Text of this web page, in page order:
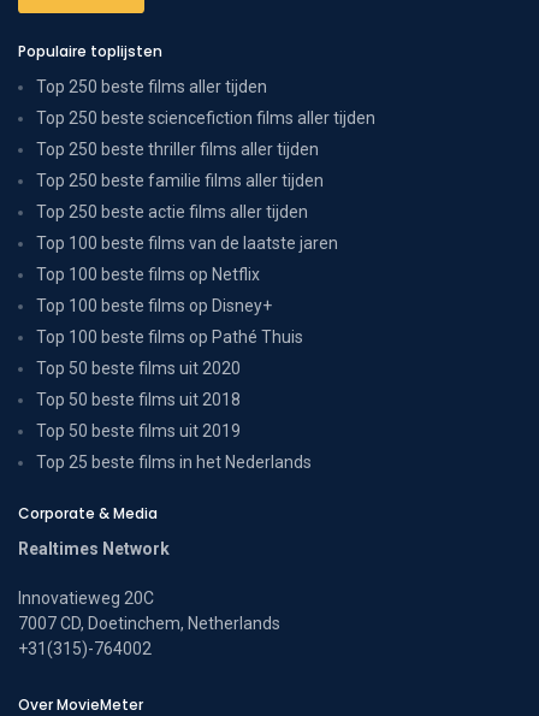
Populaire toplijsten
Top 250 beste films aller tijden
Top 250 beste sciencefiction films aller tijden
Top 250 beste thriller films aller tijden
Top 250 beste familie films aller tijden
Top 250 beste actie films aller tijden
Top 100 beste films van de laatste jaren
Top 100 beste films op Netflix
Top 100 beste films op Disney+
Top 100 beste films op Pathé Thuis
Top 50 beste films uit 2020
Top 50 beste films uit 2018
Top 50 beste films uit 2019
Top 25 beste films in het Nederlands
Corporate & Media
Realtimes Network
Innovatieweg 20C
7007 CD, Doetinchem, Netherlands
+31(315)-764002
Over MovieMeter